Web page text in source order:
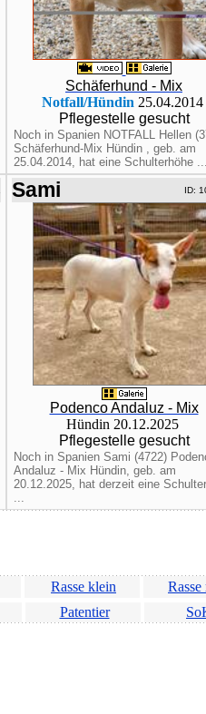
Schäferhund - Mix
Notfall/Hündin 25.04.2014
Pflegestelle gesucht
Noch in Spanien NOTFALL Hellen
Schäferhund-Mix Hündin , geb. am
25.04.2014, hat eine Schulterhöhe ...
Sami ID:
Podenco Andaluz - Mix
Hündin 20.12.2025
Pflegestelle gesucht
Noch in Spanien Sami (4722)
Andaluz - Mix Hündin, geb. am
20.12.2025, hat derzeit eine
...
Rasse klein Rasse
Patentier